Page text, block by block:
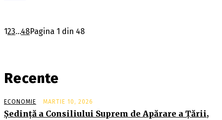
123...48Pagina 1 din 48
Recente
ECONOMIE MARTIE 10, 2026
Şedinţă a Consiliului Suprem de Apărare a Ţării,